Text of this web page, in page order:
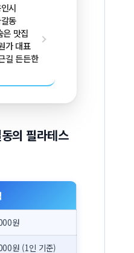
시
동
은 맛집
가 대표
길 든든한
의 필라테스
원
원 (1인 기준)